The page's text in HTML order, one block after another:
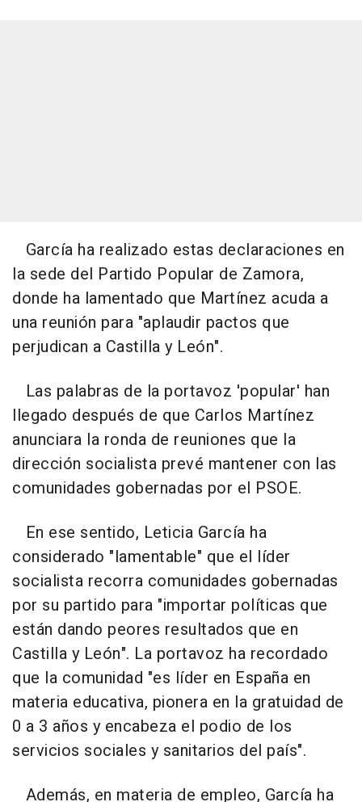
García ha realizado estas declaraciones en
la sede del Partido Popular de Zamora,
donde ha lamentado que Martínez acuda a
una reunión para "aplaudir pactos que
perjudican a Castilla y León".
Las palabras de la portavoz 'popular' han
llegado después de que Carlos Martínez
anunciara la ronda de reuniones que la
dirección socialista prevé mantener con las
comunidades gobernadas por el PSOE.
En ese sentido, Leticia García ha
considerado "lamentable" que el líder
socialista recorra comunidades gobernadas
por su partido para "importar políticas que
están dando peores resultados que en
Castilla y León". La portavoz ha recordado
que la comunidad "es líder en España en
materia educativa, pionera en la gratuidad de
0 a 3 años y encabeza el podio de los
servicios sociales y sanitarios del país".
Además, en materia de empleo, García ha